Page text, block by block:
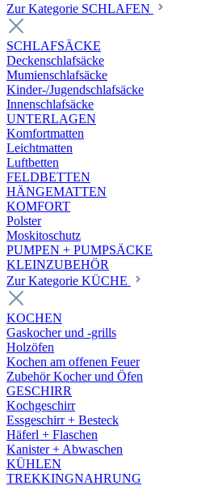
Zur Kategorie SCHLAFEN
SCHLAFSÄCKE
Deckenschlafsäcke
Mumienschlafsäcke
Kinder-/Jugendschlafsäcke
Innenschlafsäcke
UNTERLAGEN
Komfortmatten
Leichtmatten
Luftbetten
FELDBETTEN
HÄNGEMATTEN
KOMFORT
Polster
Moskitoschutz
PUMPEN + PUMPSÄCKE
KLEINZUBEHÖR
Zur Kategorie KÜCHE
KOCHEN
Gaskocher und -grills
Holzöfen
Kochen am offenen Feuer
Zubehör Kocher und Öfen
GESCHIRR
Kochgeschirr
Essgeschirr + Besteck
Häferl + Flaschen
Kanister + Abwaschen
KÜHLEN
TREKKINGNAHRUNG